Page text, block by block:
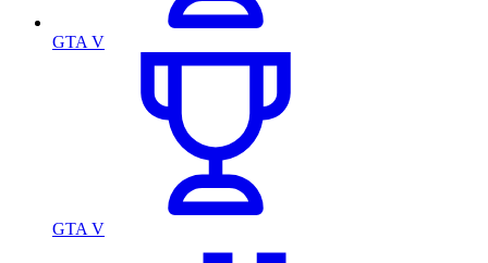
GTA V
GTA V